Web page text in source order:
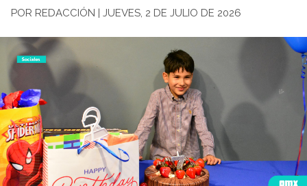
POR REDACCIÓN | JUEVES, 2 DE JULIO DE 2026